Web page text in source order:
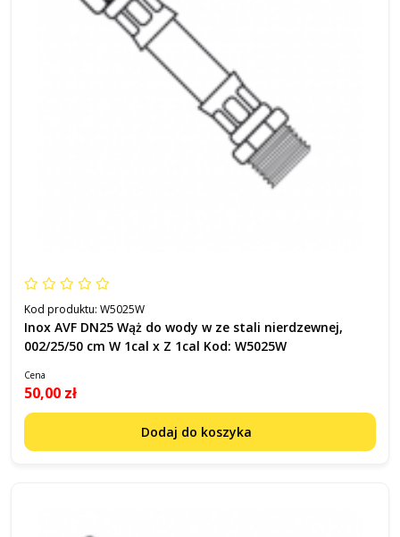
Kod produktu: W5025W
Inox AVF DN25 Wąż do wody w ze stali nierdzewnej,
002/25/50 cm W 1cal x Z 1cal Kod: W5025W
Cena
50,00 zł
Dodaj do koszyka